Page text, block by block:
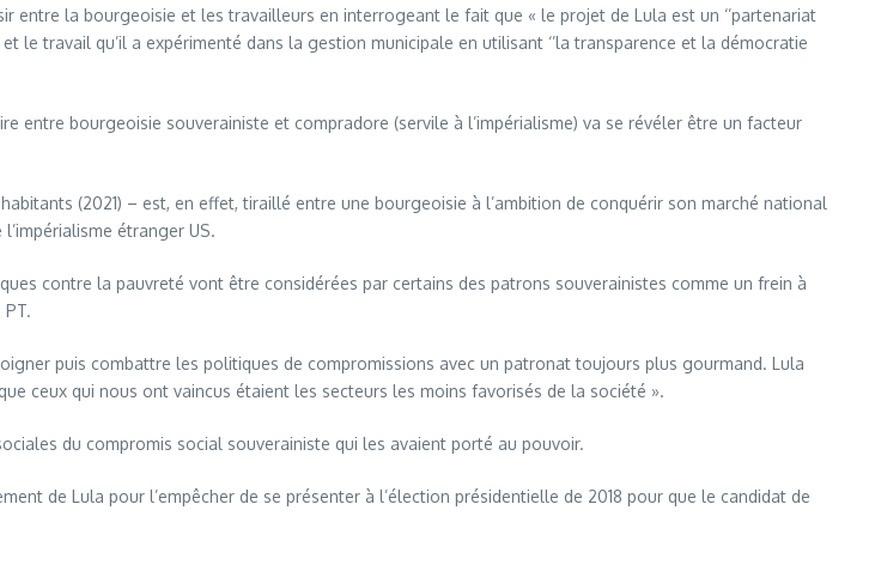
la bourgeoisie et les travailleurs en interrogeant le fait que « le projet de Lula est un ‘’partenariat
le travail qu’il a expérimenté dans la gestion municipale en utilisant ‘’la transparence et la démocratie
entre bourgeoisie souverainiste et compradore (servile à l’impérialisme) va se révéler être un facteur
(2021) – est, en effet, tiraillé entre une bourgeoisie à l’ambition de conquérir son marché national
étranger US.
contre la pauvreté vont être considérées par certains des patrons souverainistes comme un frein à
puis combattre les politiques de compromissions avec un patronat toujours plus gourmand. Lula
ceux qui nous ont vaincus étaient les secteurs les moins favorisés de la société ».
du compromis social souverainiste qui les avaient porté au pouvoir.
de Lula pour l’empêcher de se présenter à l’élection présidentielle de 2018 pour que le candidat de